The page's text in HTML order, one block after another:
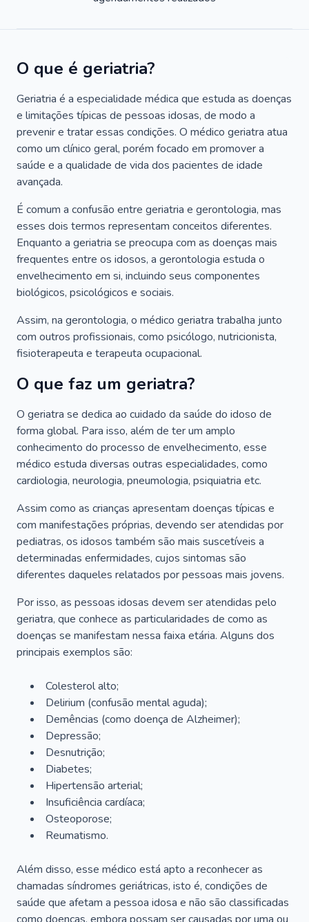
O que é geriatria?
Geriatria é a especialidade médica que estuda as doenças
e limitações típicas de pessoas idosas, de modo a
prevenir e tratar essas condições. O médico geriatra atua
como um clínico geral, porém focado em promover a
saúde e a qualidade de vida dos pacientes de idade
avançada.
É comum a confusão entre geriatria e gerontologia, mas
esses dois termos representam conceitos diferentes.
Enquanto a geriatria se preocupa com as doenças mais
frequentes entre os idosos, a gerontologia estuda o
envelhecimento em si, incluindo seus componentes
biológicos, psicológicos e sociais.
Assim, na gerontologia, o médico geriatra trabalha junto
com outros profissionais, como psicólogo, nutricionista,
fisioterapeuta e terapeuta ocupacional.
O que faz um geriatra?
O geriatra se dedica ao cuidado da saúde do idoso de
forma global. Para isso, além de ter um amplo
conhecimento do processo de envelhecimento, esse
médico estuda diversas outras especialidades, como
cardiologia, neurologia, pneumologia, psiquiatria etc.
Assim como as crianças apresentam doenças típicas e
com manifestações próprias, devendo ser atendidas por
pediatras, os idosos também são mais suscetíveis a
determinadas enfermidades, cujos sintomas são
diferentes daqueles relatados por pessoas mais jovens.
Por isso, as pessoas idosas devem ser atendidas pelo
geriatra, que conhece as particularidades de como as
doenças se manifestam nessa faixa etária. Alguns dos
principais exemplos são:
Colesterol alto;
Delirium (confusão mental aguda);
Demências (como doença de Alzheimer);
Depressão;
Desnutrição;
Diabetes;
Hipertensão arterial;
Insuficiência cardíaca;
Osteoporose;
Reumatismo.
Além disso, esse médico está apto a reconhecer as
chamadas síndromes geriátricas, isto é, condições de
saúde que afetam a pessoa idosa e não são classificadas